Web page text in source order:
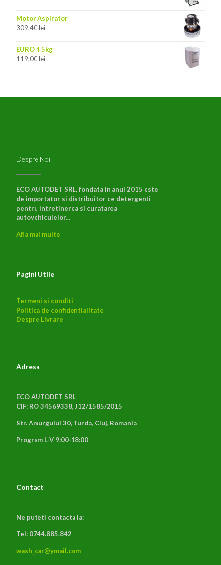
Motor Aspirator
309,40lei
EURO 4 5kg
119,00lei
Despre Noi
ECO AUTODET SRL, fondata in anul 2015 este
de importator si distribuitor de detergenti
pentru intretinerea si curatarea
autovehiculelor...
Afla mai multe
Pagini Utile
Termeni si conditii
Politica de confidentialitate
Despre Livrare
Adresa
ECO AUTODET SRL
CIF: RO 34569338, J12/1585/2015
Str. Amurgului 30, Turda, Cluj, Romania
Program L-V 9:00-18:00
Contact
Ne puteti contacta la:
Tel: 0744.885.842
wash_car@ymail.com